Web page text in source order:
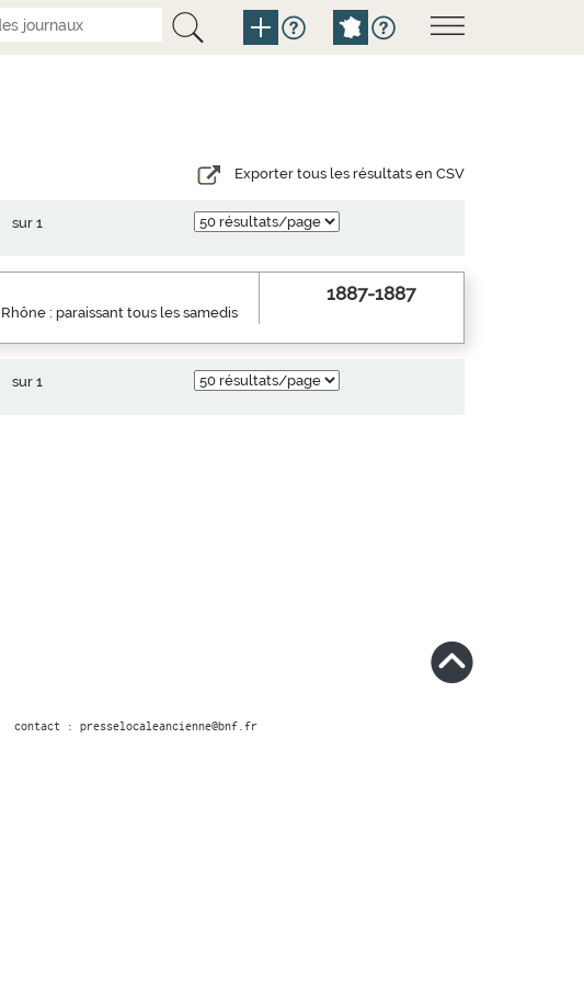
Exporter tous les résultats en CSV
sur 1
: paraissant tous les samedis
1887-1887
sur 1
contact : presselocaleancienne@bnf.fr